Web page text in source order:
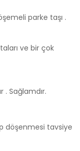
parke taşı .
ve bir çok
. Sağlamdır.
döşenmesi tavsiye